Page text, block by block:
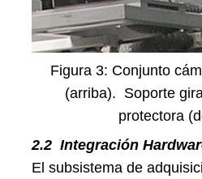
Figura 3: Conjunto
(arriba). Soporte
protectora
2.2 Integración
El subsistema de